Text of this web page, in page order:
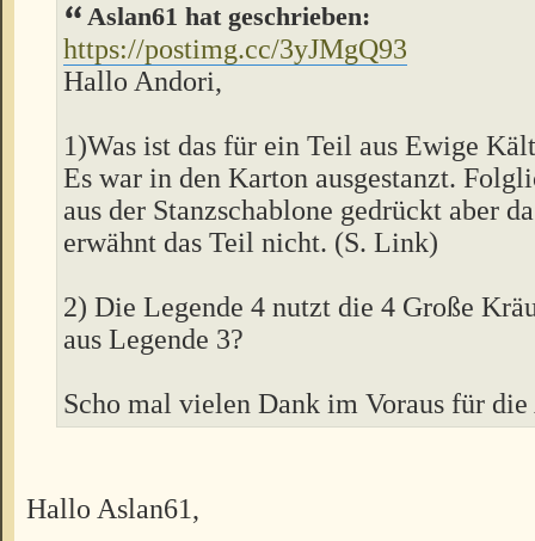
Aslan61 hat geschrieben:
https://postimg.cc/3yJMgQ93
Hallo Andori,
1)Was ist das für ein Teil aus Ewige
Es war in den Karton ausgestanzt.
aus der Stanzschablone gedrückt aber
erwähnt das Teil nicht. (S. Link)
2) Die Legende 4 nutzt die 4 Große
aus Legende 3?
Scho mal vielen Dank im Voraus für
Hallo Aslan61,